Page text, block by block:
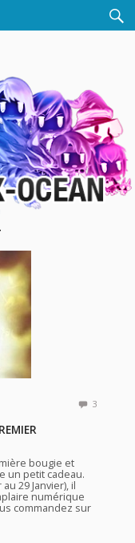
3
bougie et
un petit cadeau.
29 Janvier), il
numérique
commandez sur